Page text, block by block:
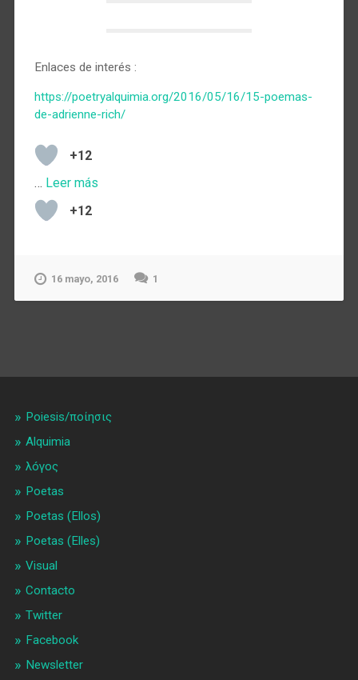
Enlaces de interés :
https://poetryalquimia.org/2016/05/16/15-poemas-
de-adrienne-rich/
+12
… Leer más
+12
16 mayo, 2016 1
Poiesis/ποίησις
Alquimia
λóγος
Poetas
Poetas (Ellos)
Poetas (Elles)
Visual
Contacto
Twitter
Facebook
Newsletter